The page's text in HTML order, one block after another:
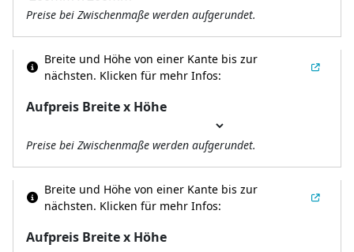
Preise bei Zwischenmaße werden aufgerundet.
Aufpreis Breite x Höhe
Breite und Höhe von einer Kante bis zur
nächsten. Klicken für mehr Infos:
Preise bei Zwischenmaße werden aufgerundet.
Aufpreis Breite x Höhe
Breite und Höhe von einer Kante bis zur
nächsten. Klicken für mehr Infos: